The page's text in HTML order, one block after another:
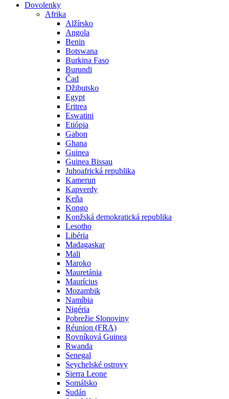
Dovolenky
Afrika
Alžírsko
Angola
Benin
Botswana
Burkina Faso
Burundi
Čad
Džibutsko
Egypt
Eritrea
Eswatini
Etiópia
Gabon
Ghana
Guinea
Guinea Bissau
Juhoafrická republika
Kamerun
Kapverdy
Keňa
Kongo
Konžská demokratická republika
Lesotho
Libéria
Madagaskar
Mali
Maroko
Mauretánia
Maurícius
Mozambik
Namíbia
Nigéria
Pobrežie Slonoviny
Réunion (FRA)
Rovníková Guinea
Rwanda
Senegal
Seychelské ostrovy
Sierra Leone
Somálsko
Sudán